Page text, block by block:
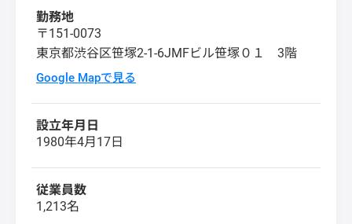
勤務地
〒151-0073
東京都渋谷区笹塚2-1-6JMFビル笹塚０１ 3階
Google Mapで見る
設立年月日
1980年4月17日
従業員数
1,213名